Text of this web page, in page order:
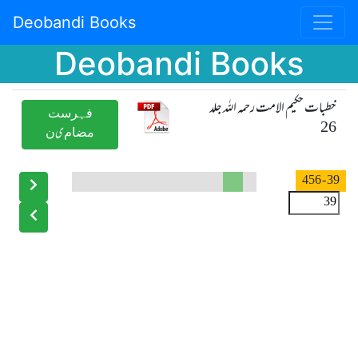
Deobandi Books
Deobandi Books
خطبات حکیم الامت رحمہ اللہ جلد
26
ﻓﮩﺮﺳﺖ
ﻣﻀﺎﻡیﻥ
39
- 456